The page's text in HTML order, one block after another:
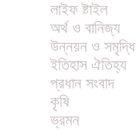
লাইফ ষ্টাইল
অর্থ ও বানিজ্য
উন্নয়ন ও সমৃদ্ধি
ইতিহাস ঐতিহ্য
প্রধান সংবাদ
কৃষি
ভ্রমন